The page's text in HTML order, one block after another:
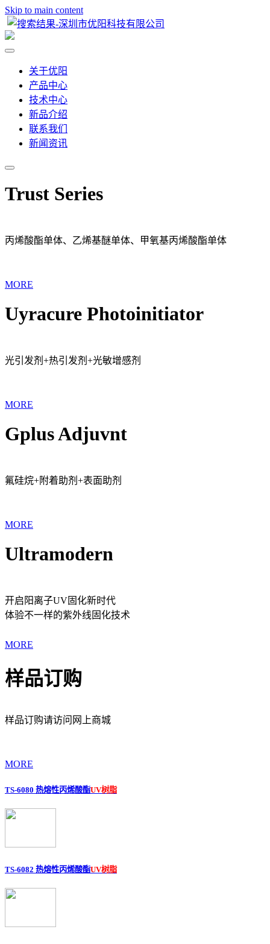
Skip to main content
关于优阳
产品中心
技术中心
新品介绍
联系我们
新闻资讯
Trust Series
丙烯酸酯单体、乙烯基醚单体、甲氧基丙烯酸酯单体
MORE
Uyracure Photoinitiator
光引发剂+热引发剂+光敏增感剂
MORE
Gplus Adjuvnt
氟硅烷+附着助剂+表面助剂
MORE
Ultramodern
开启阳离子UV固化新时代
体验不一样的紫外线固化技术
MORE
样品订购
样品订购请访问网上商城
MORE
TS-6080 热熔性丙烯酸酯UV树脂
TS-6082 热熔性丙烯酸酯UV树脂